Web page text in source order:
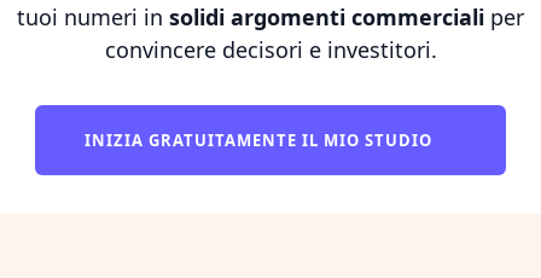
tuoi numeri in solidi argomenti commerciali per
convincere decisori e investitori.
INIZIA GRATUITAMENTE IL MIO STUDIO